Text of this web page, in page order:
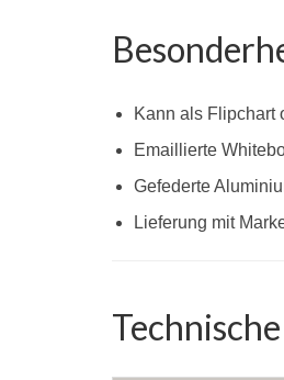
Kann als Flipchart
Emaillierte
Gefederte
Lieferung mit